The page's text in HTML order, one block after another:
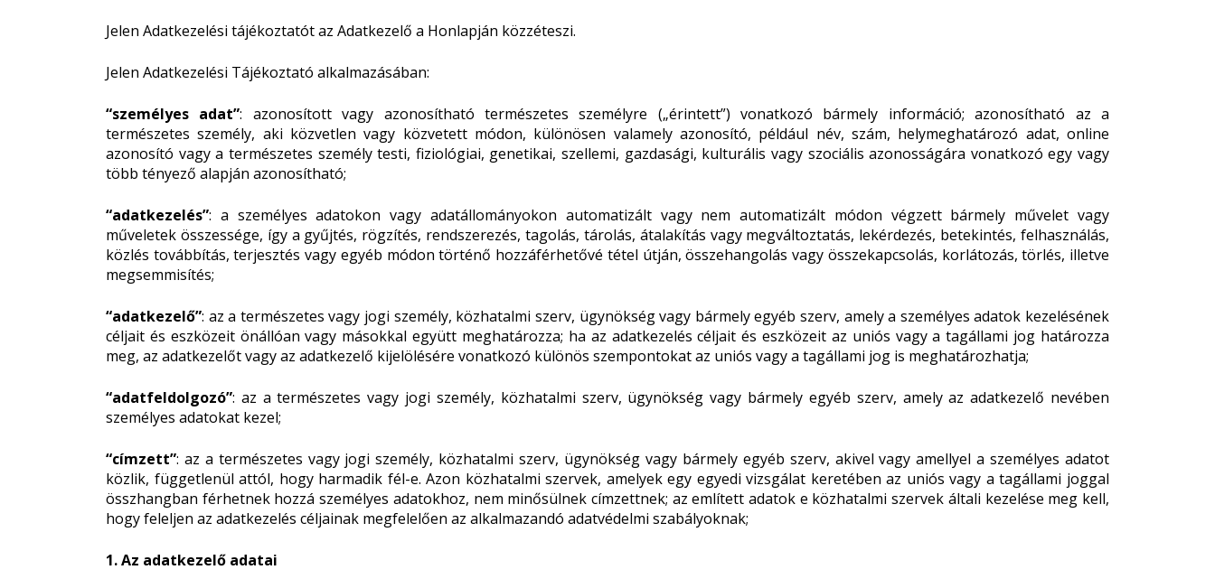
Jelen Adatkezelési tájékoztatót az Adatkezelő a Honlapján közzéteszi.
Jelen Adatkezelési Tájékoztató alkalmazásában:
“személyes adat”: azonosított vagy azonosítható természetes személyre („érintett”) vonatkozó bármely információ; azonosítható az a
természetes személy, aki közvetlen vagy közvetett módon, különösen valamely azonosító, például név, szám, helymeghatározó adat, online
azonosító vagy a természetes személy testi, fiziológiai, genetikai, szellemi, gazdasági, kulturális vagy szociális azonosságára vonatkozó egy vagy
több tényező alapján azonosítható;
“adatkezelés”: a személyes adatokon vagy adatállományokon automatizált vagy nem automatizált módon végzett bármely művelet vagy
műveletek összessége, így a gyűjtés, rögzítés, rendszerezés, tagolás, tárolás, átalakítás vagy megváltoztatás, lekérdezés, betekintés, felhasználás,
közlés továbbítás, terjesztés vagy egyéb módon történő hozzáférhetővé tétel útján, összehangolás vagy összekapcsolás, korlátozás, törlés, illetve
megsemmisítés;
“adatkezelő”: az a természetes vagy jogi személy, közhatalmi szerv, ügynökség vagy bármely egyéb szerv, amely a személyes adatok kezelésének
céljait és eszközeit önállóan vagy másokkal együtt meghatározza; ha az adatkezelés céljait és eszközeit az uniós vagy a tagállami jog határozza
meg, az adatkezelőt vagy az adatkezelő kijelölésére vonatkozó különös szempontokat az uniós vagy a tagállami jog is meghatározhatja;
“adatfeldolgozó”: az a természetes vagy jogi személy, közhatalmi szerv, ügynökség vagy bármely egyéb szerv, amely az adatkezelő nevében
személyes adatokat kezel;
“címzett”: az a természetes vagy jogi személy, közhatalmi szerv, ügynökség vagy bármely egyéb szerv, akivel vagy amellyel a személyes adatot
közlik, függetlenül attól, hogy harmadik fél-e. Azon közhatalmi szervek, amelyek egy egyedi vizsgálat keretében az uniós vagy a tagállami joggal
összhangban férhetnek hozzá személyes adatokhoz, nem minősülnek címzettnek; az említett adatok e közhatalmi szervek általi kezelése meg kell,
hogy feleljen az adatkezelés céljainak megfelelően az alkalmazandó adatvédelmi szabályoknak;
1. Az adatkezelő adatai